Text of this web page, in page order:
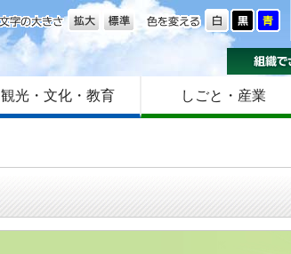
色を変える
文字の大きさ
観光・文化・教育 しごと・産業